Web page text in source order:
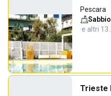
Pescara
·e altri 13…
Trieste